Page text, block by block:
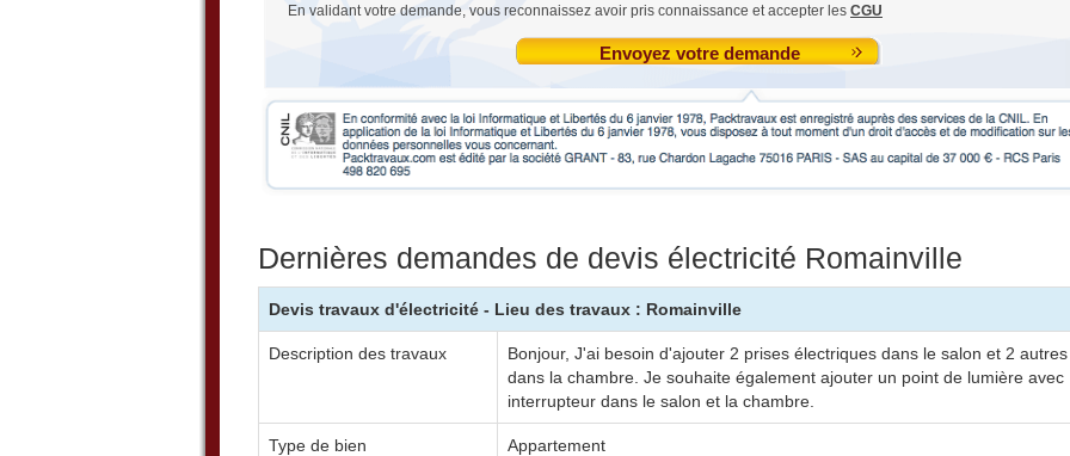
En validant votre demande, vous reconnaissez avoir pris connaissance et accepter les CGU
Envoyez votre demande
Dernières demandes de devis électricité Romainville
Devis travaux d'électricité - Lieu des travaux : Romainville
Description des travaux
Bonjour, J'ai besoin d'ajouter 2 prises électriques dans le salon et 2 autres
dans la chambre. Je souhaite également ajouter un point de lumière avec
interrupteur dans le salon et la chambre.
Type de bien Appartement